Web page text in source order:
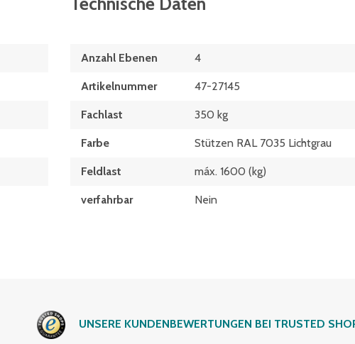
Anzahl Ebenen 4
Artikelnummer 47-27145
Fachlast 350 kg
Farbe Stützen RAL 7035 Lichtgrau
Feldlast máx. 1600 (kg)
verfahrbar Nein
UNSERE KUNDENBEWERTUNGEN BEI TRUSTED